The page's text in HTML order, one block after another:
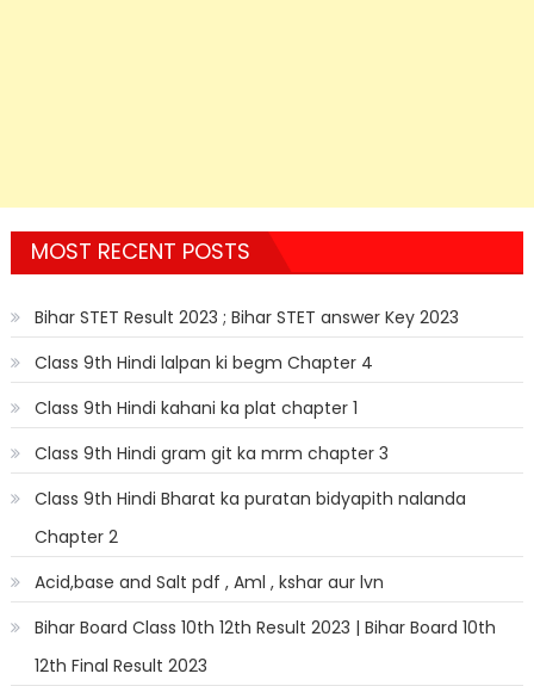
MOST RECENT POSTS
Bihar STET Result 2023 ; Bihar STET answer Key 2023
Class 9th Hindi lalpan ki begm Chapter 4
Class 9th Hindi kahani ka plat chapter 1
Class 9th Hindi gram git ka mrm chapter 3
Class 9th Hindi Bharat ka puratan bidyapith nalanda
Chapter 2
Acid,base and Salt pdf , Aml , kshar aur lvn
Bihar Board Class 10th 12th Result 2023 | Bihar Board 10th
12th Final Result 2023